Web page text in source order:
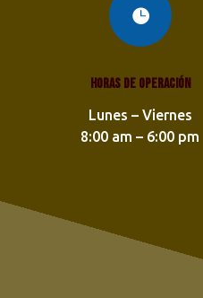

Horas de operación
Lunes – Viernes
8:00 am – 6:00 pm